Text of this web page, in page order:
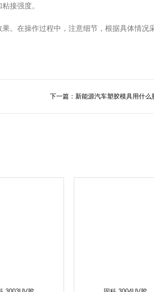
接强度。
。在操作过程中，注意细节，根据具体情况
下一篇：新能源汽车塑胶模具用什么